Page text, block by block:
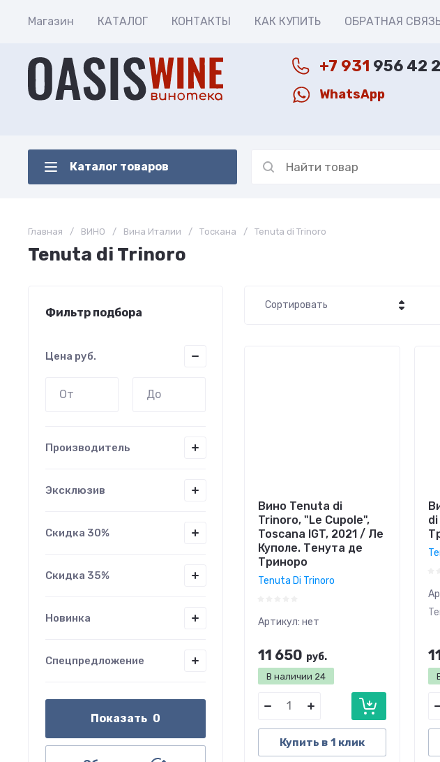
Магазин КАТАЛОГ КОНТАКТЫ КАК КУПИТЬ ОБРАТНАЯ
+7 931 956 42
WhatsApp
Каталог товаров
Главная / ВИНО / Вина Италии / Тоскана / Tenuta di Trinoro
Tenuta di Trinoro
Фильтр подбора
Цена руб.
Производитель
Эксклюзив
Скидка 30%
Скидка 35%
Новинка
Спецпредложение
Показать 0
Сортировать
Вино Tenuta di
Trinoro, "Le Cupole",
Toscana IGT, 2021 / Ле
Куполе. Тенута де
Триноро
Tenuta Di Trinoro
Артикул: нет
В наличии 24
11 650 руб.
Купить в 1 клик